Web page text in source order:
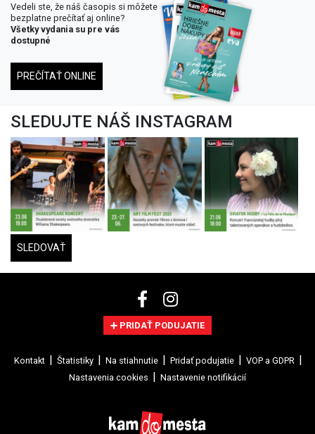
Vedeli ste, že náš časopis si môžete
bezplatne prečítať aj online?
Všetky vydania su pre vás
dostupné
PREČÍTAŤ ONLINE
SLEDUJTE NÁŠ INSTAGRAM
SLEDOVAŤ
PRIDAŤ PODUJATIE
Kontakt Štatistiky Na stiahnutie Pridať podujatie
VOP a GDPR
Nastavenia cookies
Nastavenie notifikácií